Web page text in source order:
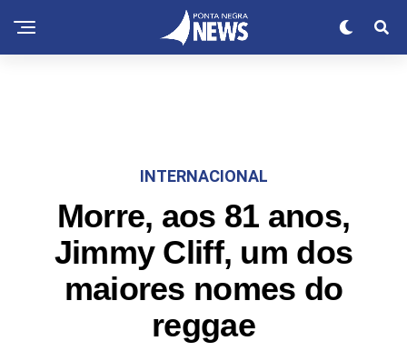
INTERNACIONAL
Morre, aos 81 anos,
Jimmy Cliff, um dos
maiores nomes do
reggae